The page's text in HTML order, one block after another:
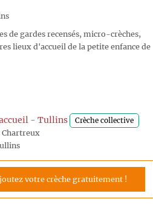
de gardes recensés, micro-crèches,
lieux d'accueil de la petite enfance de
- Tullins Crèche collective
Chartreux
votre crèche gratuitement !